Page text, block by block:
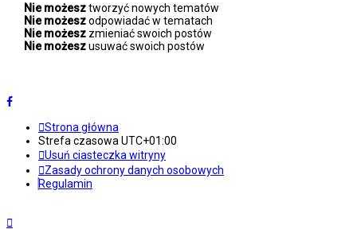
Nie możesztworzyć nowych tematów
Nie możeszodpowiadać w tematach
Nie możesz zmieniać swoich postów
Nie możeszusuwać swoich postów
Strona główna
Strefa czasowa UTC+01:00
Usuń ciasteczka witryny
Zasady ochrony danych osobowych
Regulamin